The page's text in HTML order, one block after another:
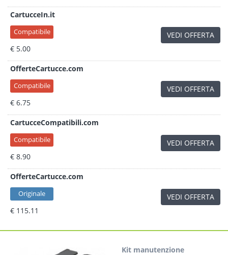
CartucceIn.it
Compatibile
€ 5.00
VEDI OFFERTA
OfferteCartucce.com
Compatibile
€ 6.75
VEDI OFFERTA
CartucceCompatibili.com
Compatibile
€ 8.90
VEDI OFFERTA
OfferteCartucce.com
Originale
€ 115.11
VEDI OFFERTA
Kit manutenzione